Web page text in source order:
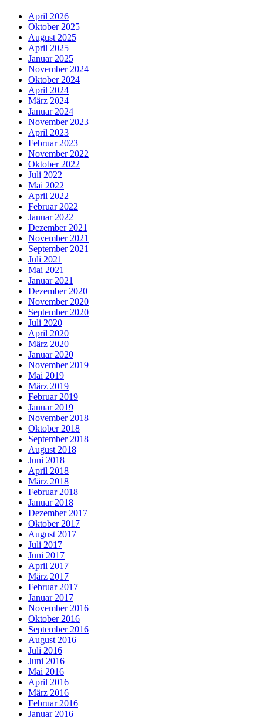
April 2026
Oktober 2025
August 2025
April 2025
Januar 2025
November 2024
Oktober 2024
April 2024
März 2024
Januar 2024
November 2023
April 2023
Februar 2023
November 2022
Oktober 2022
Juli 2022
Mai 2022
April 2022
Februar 2022
Januar 2022
Dezember 2021
November 2021
September 2021
Juli 2021
Mai 2021
Januar 2021
Dezember 2020
November 2020
September 2020
Juli 2020
April 2020
März 2020
Januar 2020
November 2019
Mai 2019
März 2019
Februar 2019
Januar 2019
November 2018
Oktober 2018
September 2018
August 2018
Juni 2018
April 2018
März 2018
Februar 2018
Januar 2018
Dezember 2017
Oktober 2017
August 2017
Juli 2017
Juni 2017
April 2017
März 2017
Februar 2017
Januar 2017
November 2016
Oktober 2016
September 2016
August 2016
Juli 2016
Juni 2016
Mai 2016
April 2016
März 2016
Februar 2016
Januar 2016